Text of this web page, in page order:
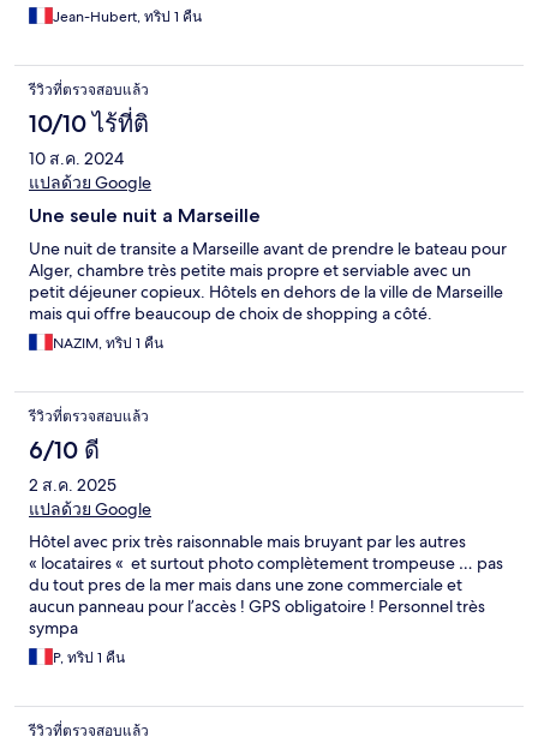
Jean-Hubert, ทริป 1 คืน
รีวิวที่ตรวจสอบแล้ว
10/10 ไร้ที่ติ
10 ส.ค. 2024
แปลด้วย Google
Une seule nuit a Marseille
Une nuit de transite a Marseille avant de prendre le bateau pour
Alger, chambre très petite mais propre et serviable avec un
petit déjeuner copieux. Hôtels en dehors de la ville de Marseille
mais qui offre beaucoup de choix de shopping a côté.
NAZIM, ทริป 1 คืน
รีวิวที่ตรวจสอบแล้ว
6/10 ดี
2 ส.ค. 2025
แปลด้วย Google
Hôtel avec prix très raisonnable mais bruyant par les autres
« locataires « et surtout photo complètement trompeuse … pas
du tout pres de la mer mais dans une zone commerciale et
aucun panneau pour l’accès ! GPS obligatoire ! Personnel très
sympa
P, ทริป 1 คืน
รีวิวที่ตรวจสอบแล้ว